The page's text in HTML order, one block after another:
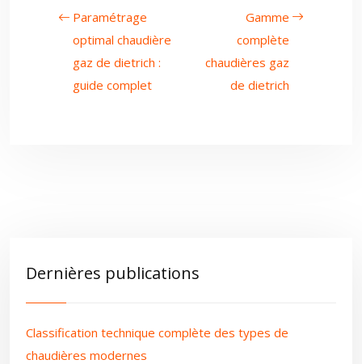
Paramétrage
optimal chaudière
gaz de dietrich :
guide complet
Gamme
complète
chaudières gaz
de dietrich
Dernières publications
Classification technique complète des types de
chaudières modernes